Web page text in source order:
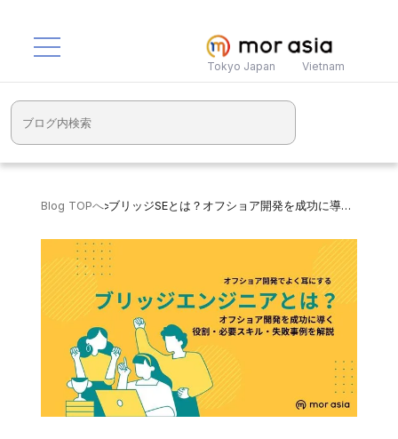
Tokyo Japan Vietnam
Blog TOPへ > ブリッジSEとは？オフショア開発を成功に導く役割・スキル・失敗事例を解説